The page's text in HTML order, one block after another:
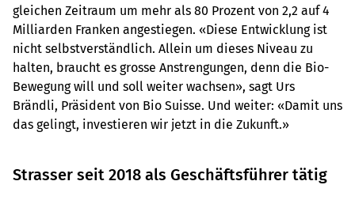
gleichen Zeitraum um mehr als 80 Prozent von 2,2 auf 4
Milliarden Franken angestiegen. «Diese Entwicklung ist
nicht selbstverständlich. Allein um dieses Niveau zu
halten, braucht es grosse Anstrengungen, denn die Bio-
Bewegung will und soll weiter wachsen», sagt Urs
Brändli, Präsident von Bio Suisse. Und weiter: «Damit uns
das gelingt, investieren wir jetzt in die Zukunft.»
Strasser seit 2018 als Geschäftsführer tätig